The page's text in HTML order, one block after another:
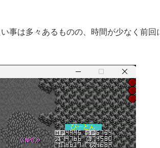
事は多々あるものの、時間が少なく前回